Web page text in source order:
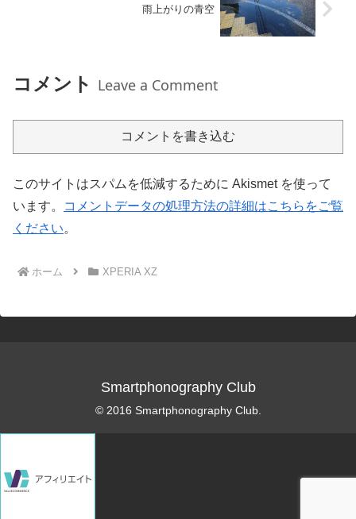
雨上がりの青空
コメント Leave a Comment
コメントを書き込む
このサイトはスパムを低減するために Akismet を使って
います。
コメントデータの処理方法の詳細はこちらをご覧
ください。
ホーム XPERIA XZ
Smartphonography Club
© 2016 Smartphonography Club.